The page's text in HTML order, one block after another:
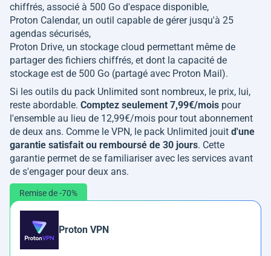
chiffrés, associé à 500 Go d'espace disponible,
Proton Calendar, un outil capable de gérer jusqu'à 25
agendas sécurisés,
Proton Drive, un stockage cloud permettant même de
partager des fichiers chiffrés, et dont la capacité de
stockage est de 500 Go (partagé avec Proton Mail).
Si les outils du pack Unlimited sont nombreux, le prix, lui,
reste abordable. Comptez seulement 7,99€/mois pour
l'ensemble au lieu de 12,99€/mois pour tout abonnement
de deux ans. Comme le VPN, le pack Unlimited jouit d'une
garantie satisfait ou remboursé de 30 jours. Cette
garantie permet de se familiariser avec les services avant
de s'engager pour deux ans.
Remise de -70%
Proton VPN